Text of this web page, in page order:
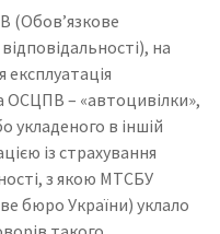
(Обов’язкове
на
експлуатація
ОСЦПВ – «автоцивілки»,
укладеного в іншій
із страхування
з якою МТСБУ
бюро України) уклало